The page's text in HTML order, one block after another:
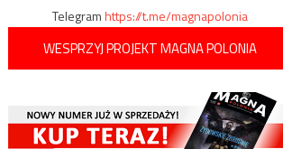
Telegramhttps://t.me/magnapolonia
WESPRZYJ PROJEKT MAGNA POLONIA